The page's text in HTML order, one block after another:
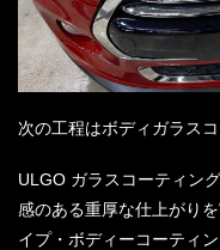
次の工程はボディガラス
ULGO ガラスコーティング
感のある重厚な仕上がりを
イプ・ボディーコーティ